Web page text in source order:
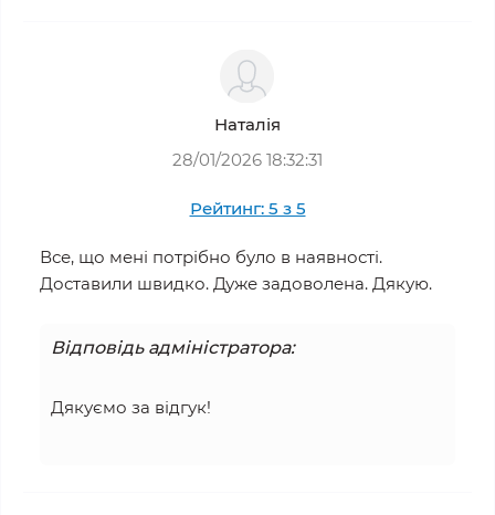
Наталія
28/01/2026 18:32:31
Рейтинг: 5 з 5
Все, що мені потрібно було в наявності.
Доставили швидко. Дуже задоволена. Дякую.
Відповідь адміністратора:
Дякуємо за відгук!